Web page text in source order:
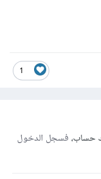
1
حساب،فسجل الدخول